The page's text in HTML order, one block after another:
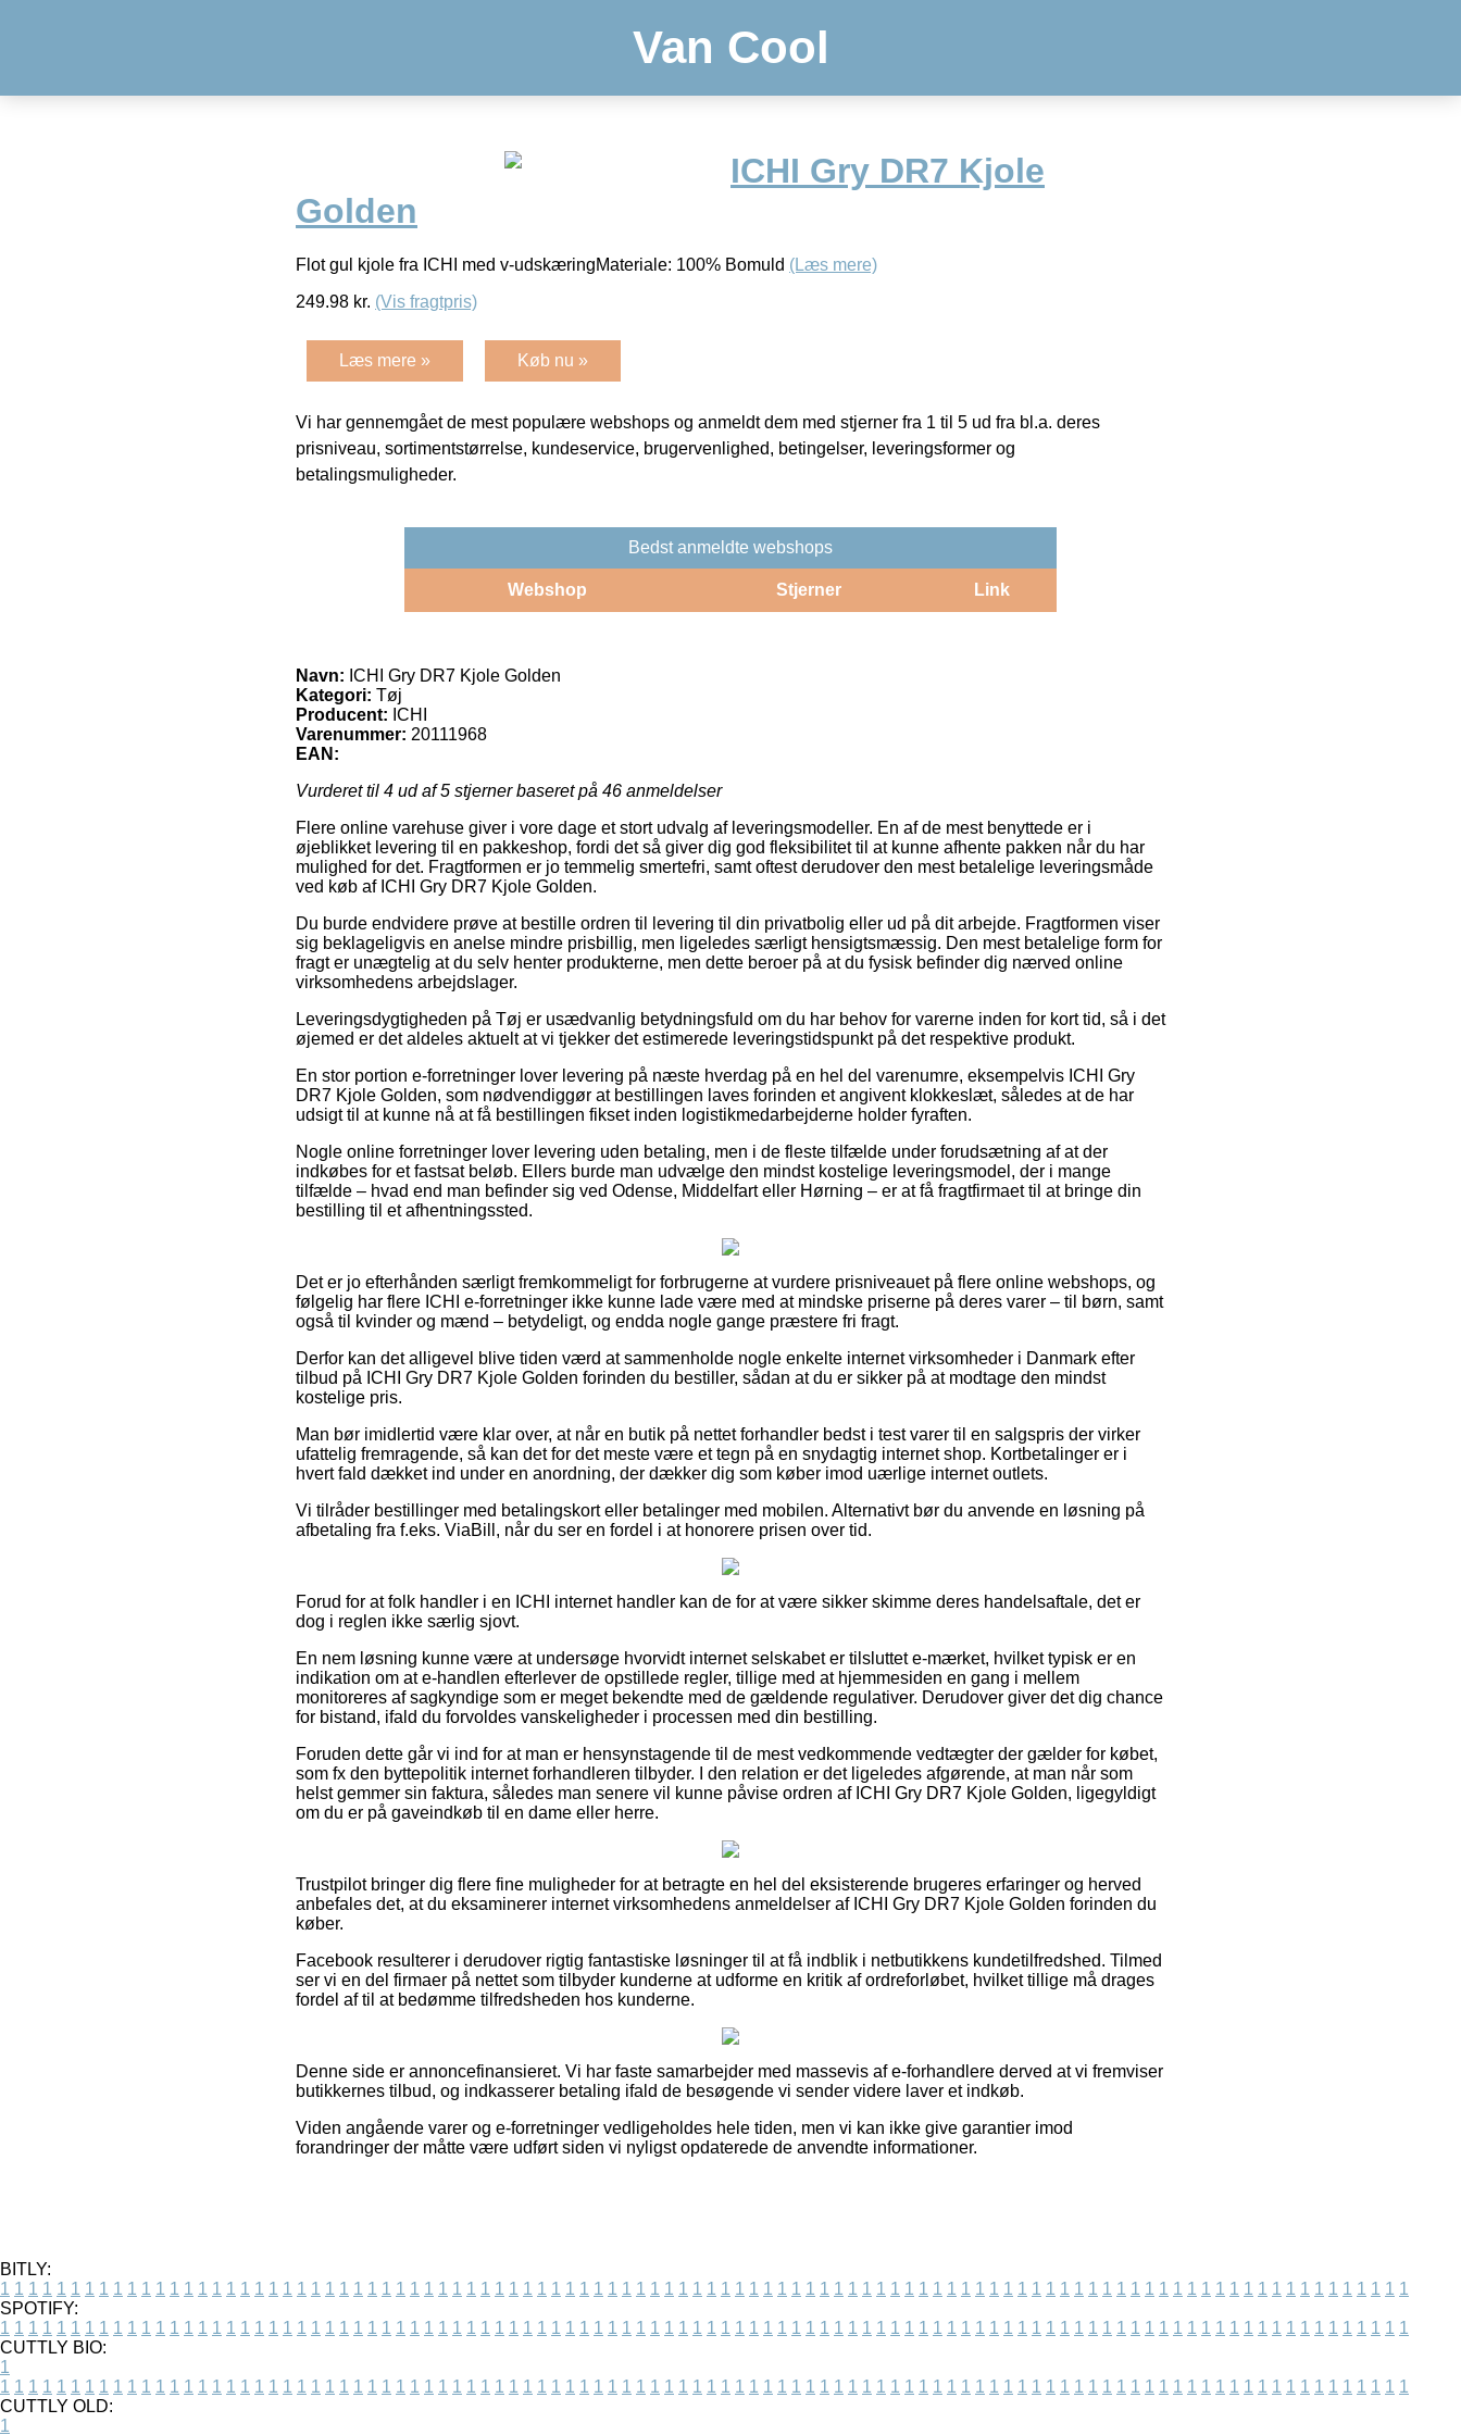
Van Cool
ICHI Gry DR7 Kjole
Golden
Flot gul kjole fra ICHI med v-udskæringMateriale: 100% Bomuld (Læs mere)
249.98 kr. (Vis fragtpris)
Læs mere » Køb nu »
Vi har gennemgået de mest populære webshops og anmeldt dem med stjerner fra 1 til 5 ud fra bl.a. deres
prisniveau, sortimentstørrelse, kundeservice, brugervenlighed, betingelser, leveringsformer og
betalingsmuligheder.
Bedst anmeldte webshops
Webshop Stjerner Link
Navn: ICHI Gry DR7 Kjole Golden
Kategori: Tøj
Producent: ICHI
Varenummer: 20111968
EAN:
Vurderet til 4 ud af 5 stjerner baseret på 46 anmeldelser
Flere online varehuse giver i vore dage et stort udvalg af leveringsmodeller. En af de mest benyttede er i
øjeblikket levering til en pakkeshop, fordi det så giver dig god fleksibilitet til at kunne afhente pakken når du har
mulighed for det. Fragtformen er jo temmelig smertefri, samt oftest derudover den mest betalelige leveringsmåde
ved køb af ICHI Gry DR7 Kjole Golden.
Du burde endvidere prøve at bestille ordren til levering til din privatbolig eller ud på dit arbejde. Fragtformen viser
sig beklageligvis en anelse mindre prisbillig, men ligeledes særligt hensigtsmæssig. Den mest betalelige form for
fragt er unægtelig at du selv henter produkterne, men dette beroer på at du fysisk befinder dig nærved online
virksomhedens arbejdslager.
Leveringsdygtigheden på Tøj er usædvanlig betydningsfuld om du har behov for varerne inden for kort tid, så i det
øjemed er det aldeles aktuelt at vi tjekker det estimerede leveringstidspunkt på det respektive produkt.
En stor portion e-forretninger lover levering på næste hverdag på en hel del varenumre, eksempelvis ICHI Gry
DR7 Kjole Golden, som nødvendiggør at bestillingen laves forinden et angivent klokkeslæt, således at de har
udsigt til at kunne nå at få bestillingen fikset inden logistikmedarbejderne holder fyraften.
Nogle online forretninger lover levering uden betaling, men i de fleste tilfælde under forudsætning af at der
indkøbes for et fastsat beløb. Ellers burde man udvælge den mindst kostelige leveringsmodel, der i mange
tilfælde – hvad end man befinder sig ved Odense, Middelfart eller Hørning – er at få fragtfirmaet til at bringe din
bestilling til et afhentningssted.
Det er jo efterhånden særligt fremkommeligt for forbrugerne at vurdere prisniveauet på flere online webshops, og
følgelig har flere ICHI e-forretninger ikke kunne lade være med at mindske priserne på deres varer – til børn, samt
også til kvinder og mænd – betydeligt, og endda nogle gange præstere fri fragt.
Derfor kan det alligevel blive tiden værd at sammenholde nogle enkelte internet virksomheder i Danmark efter
tilbud på ICHI Gry DR7 Kjole Golden forinden du bestiller, sådan at du er sikker på at modtage den mindst
kostelige pris.
Man bør imidlertid være klar over, at når en butik på nettet forhandler bedst i test varer til en salgspris der virker
ufattelig fremragende, så kan det for det meste være et tegn på en snydagtig internet shop. Kortbetalinger er i
hvert fald dækket ind under en anordning, der dækker dig som køber imod uærlige internet outlets.
Vi tilråder bestillinger med betalingskort eller betalinger med mobilen. Alternativt bør du anvende en løsning på
afbetaling fra f.eks. ViaBill, når du ser en fordel i at honorere prisen over tid.
Forud for at folk handler i en ICHI internet handler kan de for at være sikker skimme deres handelsaftale, det er
dog i reglen ikke særlig sjovt.
En nem løsning kunne være at undersøge hvorvidt internet selskabet er tilsluttet e-mærket, hvilket typisk er en
indikation om at e-handlen efterlever de opstillede regler, tillige med at hjemmesiden en gang i mellem
monitoreres af sagkyndige som er meget bekendte med de gældende regulativer. Derudover giver det dig chance
for bistand, ifald du forvoldes vanskeligheder i processen med din bestilling.
Foruden dette går vi ind for at man er hensynstagende til de mest vedkommende vedtægter der gælder for købet,
som fx den byttepolitik internet forhandleren tilbyder. I den relation er det ligeledes afgørende, at man når som
helst gemmer sin faktura, således man senere vil kunne påvise ordren af ICHI Gry DR7 Kjole Golden, ligegyldigt
om du er på gaveindkøb til en dame eller herre.
Trustpilot bringer dig flere fine muligheder for at betragte en hel del eksisterende brugeres erfaringer og herved
anbefales det, at du eksaminerer internet virksomhedens anmeldelser af ICHI Gry DR7 Kjole Golden forinden du
køber.
Facebook resulterer i derudover rigtig fantastiske løsninger til at få indblik i netbutikkens kundetilfredshed. Tilmed
ser vi en del firmaer på nettet som tilbyder kunderne at udforme en kritik af ordreforløbet, hvilket tillige må drages
fordel af til at bedømme tilfredsheden hos kunderne.
Denne side er annoncefinansieret. Vi har faste samarbejder med massevis af e-forhandlere derved at vi fremviser
butikkernes tilbud, og indkasserer betaling ifald de besøgende vi sender videre laver et indkøb.
Viden angående varer og e-forretninger vedligeholdes hele tiden, men vi kan ikke give garantier imod
forandringer der måtte være udført siden vi nyligst opdaterede de anvendte informationer.
BITLY:
1 1 1 1 1 1 1 1 1 1 1 1 1 1 1 1 1 1 1 1 1 1 1 1 1 1 1 1 1 1 1 1 1 1 1 1 1 1 1 1 1 1 1 1 1 1 1 1 1 1 1 1 1 1 1 1 1 1 1 1 1 1 1 1 1 1 1 1 1 1 1 1 1 1 1 1 1 1 1 1 1 1 1 1 1 1 1 1 1 1 1 1 1 1 1 1 1 1 1 1
SPOTIFY:
1 1 1 1 1 1 1 1 1 1 1 1 1 1 1 1 1 1 1 1 1 1 1 1 1 1 1 1 1 1 1 1 1 1 1 1 1 1 1 1 1 1 1 1 1 1 1 1 1 1 1 1 1 1 1 1 1 1 1 1 1 1 1 1 1 1 1 1 1 1 1 1 1 1 1 1 1 1 1 1 1 1 1 1 1 1 1 1 1 1 1 1 1 1 1 1 1 1 1 1
CUTTLY BIO:
1
1 1 1 1 1 1 1 1 1 1 1 1 1 1 1 1 1 1 1 1 1 1 1 1 1 1 1 1 1 1 1 1 1 1 1 1 1 1 1 1 1 1 1 1 1 1 1 1 1 1 1 1 1 1 1 1 1 1 1 1 1 1 1 1 1 1 1 1 1 1 1 1 1 1 1 1 1 1 1 1 1 1 1 1 1 1 1 1 1 1 1 1 1 1 1 1 1 1 1 1
CUTTLY OLD:
1